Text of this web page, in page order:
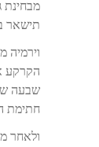
מבחינת
תישאר
וירמיה
הקרקע
שבעה
חתימת
ולאחר